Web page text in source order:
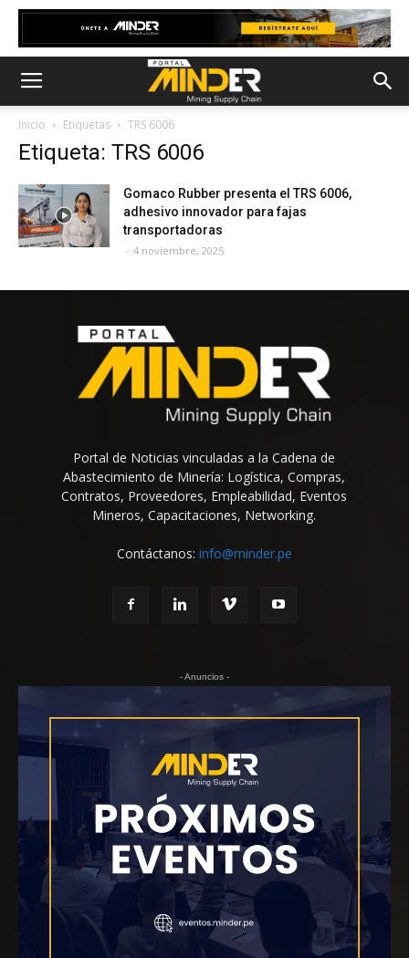
Inicio Etiquetas TRS 6006
Etiqueta: TRS 6006
Gomaco Rubber presenta el TRS 6006,
adhesivo innovador para fajas
transportadoras
- 4 noviembre, 2025
Portal de Noticias vinculadas a la Cadena de
Abastecimiento de Minería: Logística, Compras,
Contratos, Proveedores, Empleabilidad, Eventos
Mineros, Capacitaciones, Networking.
Contáctanos: info@minder.pe
- Anuncios -